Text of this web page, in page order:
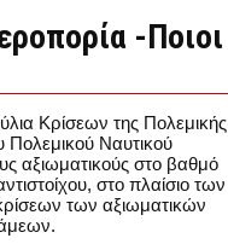
-Ποιοι
Κρίσεων της Πολεμικής
Πολεμικού Ναυτικού
αξιωματικούς στο βαθμό
στο πλαίσιο των
των αξιωματικών